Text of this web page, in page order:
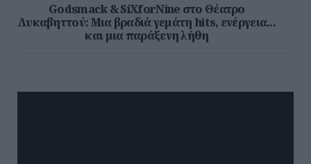
Godsmack & SiXforNine στο Θέατρο
Λυκαβηττού: Μια βραδιά γεμάτη hits, ενέργεια...
και μια παράξενη λήθη